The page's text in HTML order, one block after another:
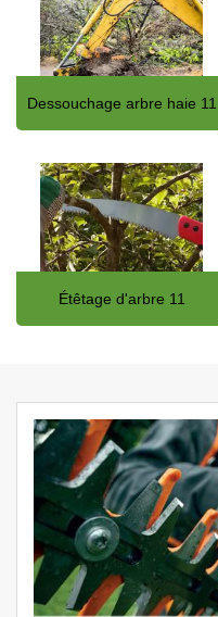
Dessouchage arbre haie 11
Étêtage d'arbre 11